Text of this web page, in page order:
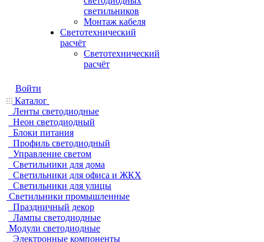
светильников
Монтаж кабеля
Светотехнический
расчёт
Светотехнический
расчёт
Войти
Каталог
Ленты светодиодные
Неон светодиодный
Блоки питания
Профиль светодиодный
Управление светом
Светильники для дома
Светильники для офиса и ЖКХ
Светильники для улицы
Светильники промышленные
Праздничный декор
Лампы светодиодные
Модули светодиодные
Электронные компоненты